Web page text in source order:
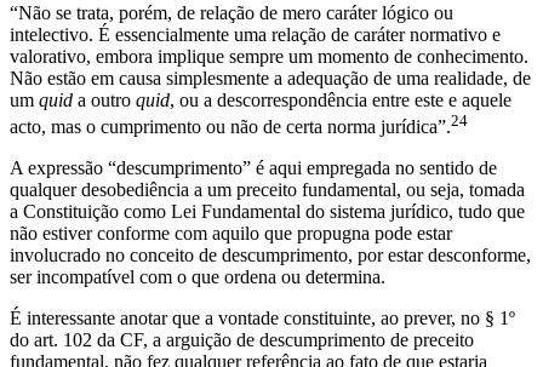
“Não se trata, porém, de relação de mero caráter lógico ou
intelectivo. É essencialmente uma relação de caráter normativo e
valorativo, embora implique sempre um momento de conhecimento.
Não estão em causa simplesmente a adequação de uma realidade, de
um quid a outro quid, ou a descorrespondência entre este e aquele
acto, mas o cumprimento ou não de certa norma jurídica”.24
A expressão “descumprimento” é aqui empregada no sentido de
qualquer desobediência a um preceito fundamental, ou seja, tomada
a Constituição como Lei Fundamental do sistema jurídico, tudo que
não estiver conforme com aquilo que propugna pode estar
involucrado no conceito de descumprimento, por estar desconforme,
ser incompatível com o que ordena ou determina.
É interessante anotar que a vontade constituinte, ao prever, no § 1º
do art. 102 da CF, a arguição de descumprimento de preceito
fundamental, não fez qualquer referência ao fato de que estaria